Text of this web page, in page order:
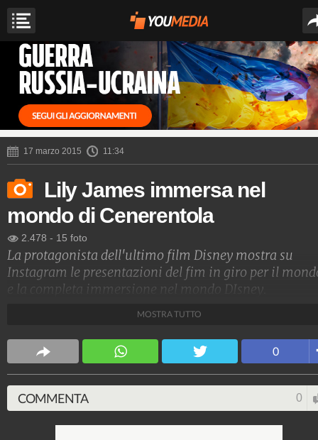
17 marzo 2015 11:34
Lily James immersa nel
mondo di Cenerentola
2.478 - 15 foto
La protagonista dell'ultimo film Disney mostra su
Instagram le presentazioni del fim in giro per il
e la completa immersione nel mondo DIsney.
Spettacolo FanpageMOSTRA TUTTO
0
COMMENTA 0